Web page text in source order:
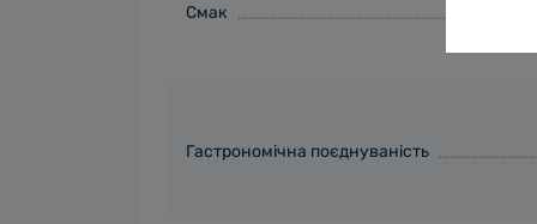
Смак
Гастрономічна поєднуваність